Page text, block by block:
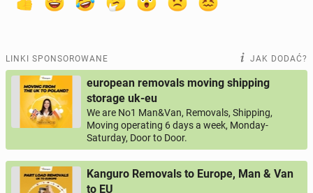
LINKI SPONSOROWANE JAK DODAĆ?
european removals moving shipping
storage uk-eu
We are No1 Man&Van, Removals, Shipping,
Moving operating 6 days a week, Monday-
Saturday, Door to Door.
Kanguro Removals to Europe, Man & Van
to EU